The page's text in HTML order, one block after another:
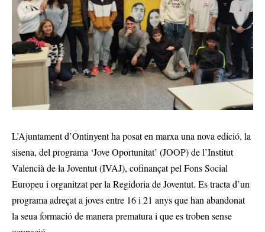
L’Ajuntament d’Ontinyent ha posat en marxa una nova edició, la
sisena, del programa ‘Jove Oportunitat’ (JOOP) de l’Institut
Valencià de la Joventut (IVAJ), cofinançat pel Fons Social
Europeu i organitzat per la Regidoria de Joventut. Es tracta d’un
programa adreçat a joves entre 16 i 21 anys que han abandonat
la seua formació de manera prematura i que es troben sense